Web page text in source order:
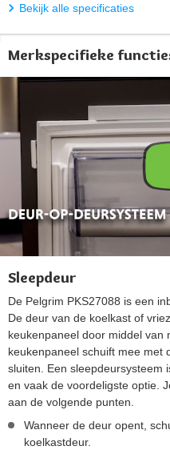
Bekijk alle specificaties
Merkspecifieke
Sleepdeur
De Pelgrim PKS27088 is een
De deur van de koelkast of
keukenpaneel door middel van
keukenpaneel schuift mee met
sluiten. Een sleepdeursysteem
en vaak de voordeligste optie.
aan de volgende punten.
Wanneer de deur opent,
koelkastdeur.